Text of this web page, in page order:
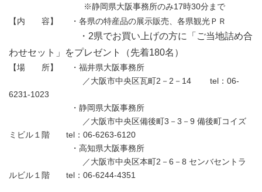
※静岡県大阪事務所のみ17時30分まで
【内 容】 ・各県の特産品の展示販売、各県観光ＰＲ
・2県でお買い上げの方に「ご当地詰め合
わせセット」をプレゼント（先着180名）
【場 所】 ・福井県大阪事務所
／大阪市中央区瓦町2－2－14 tel：06-
6231-1023
・静岡県大阪事務所
／大阪市中央区備後町3－3－9 備後町コイズ
ミビル１階 tel：06-6263-6120
・高知県大阪事務所
／大阪市中央区本町2－6－8 センバセントラ
ルビル１階 tel：06-6244-4351